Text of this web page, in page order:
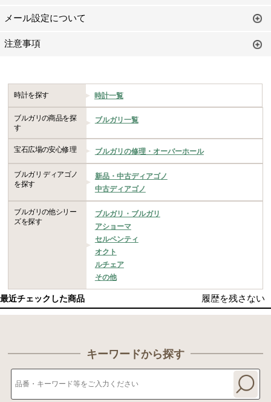
メール設定について
注意事項
時計を探す 時計一覧
ブルガリの商品を探
す
ブルガリ一覧
宝石広場の安心修理 ブルガリの修理・オーバーホール
ブルガリ ディアゴノ
を探す
新品・中古ディアゴノ
中古ディアゴノ
ブルガリの他シリー
ズを探す
ブルガリ・ブルガリ
アショーマ
セルペンティ
オクト
ルチェア
その他
最近チェックした商品 履歴を残さない
キーワードから探す